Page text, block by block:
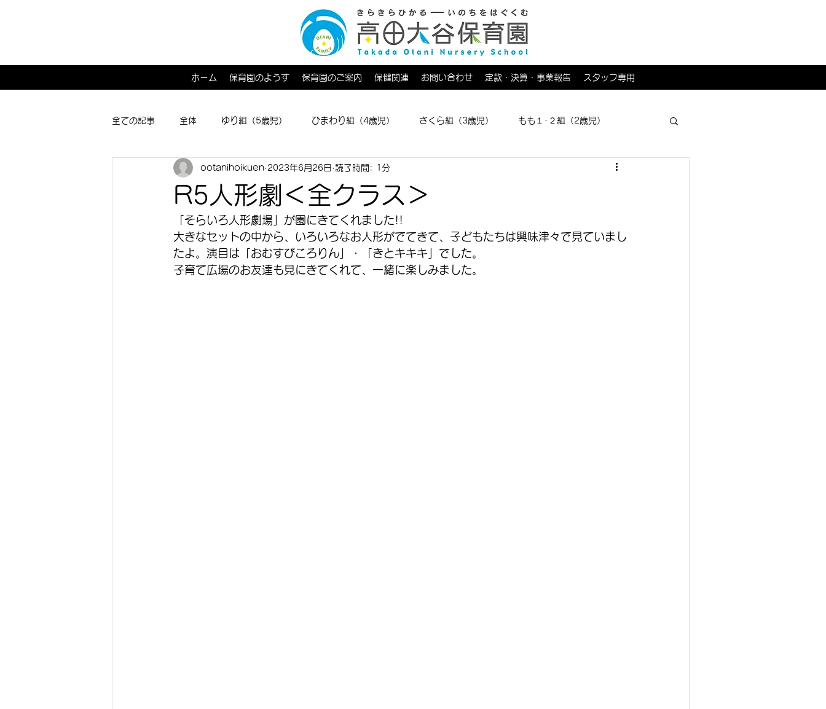
ホーム 保育園のようす 保育園のご案内 保健関連 お問い合わせ 定款・決算・事業報告 スタッフ専用
全ての記事 全体 ゆり組（5歳児） ひまわり組（4歳児） さくら組（3歳児） もも１･２組（2歳児）
ひよこ１･２組（0･1歳児） 子育てひろば
R5人形劇＜全クラス＞
ootanihoikuen 2023年6月26日 読了時間: 1分
「そらいろ人形劇場」が園にきてくれました!!
大きなセットの中から、いろいろなお人形がでてきて、子どもたちは興味津々で見ていまし
たよ。演目は「おむすびころりん」・「きとキキキ」でした。
子育て広場のお友達も見にきてくれて、一緒に楽しみました。